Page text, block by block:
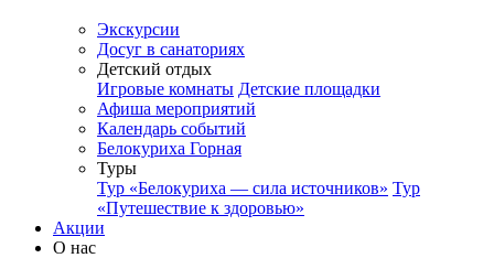
Экскурсии
Досуг в санаториях
Детский отдых
Игровые комнаты Детские площадки
Афиша мероприятий
Календарь событий
Белокуриха Горная
Туры
Тур «Белокуриха — сила источников» Тур
«Путешествие к здоровью»
Акции
О нас